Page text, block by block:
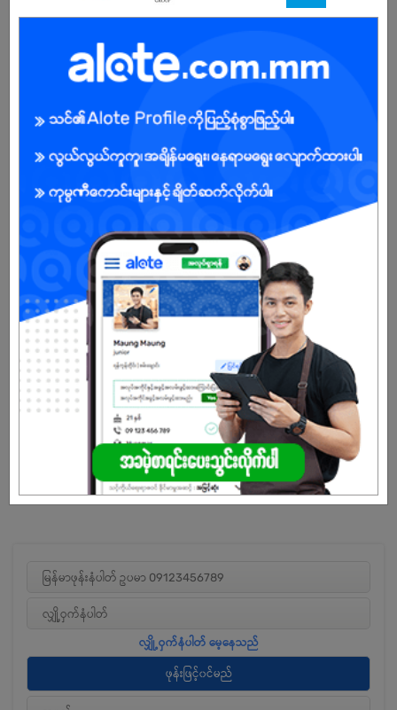
ဖြစ်ရမည်။
English Version
B.E (Electrical Power)
အကျိုးအမြတ်
Benefit will provide according to company policies.
အခွင့်အရေးရှိသူ : ကျား/မ